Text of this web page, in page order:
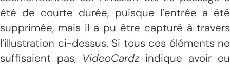
été de courte durée, puisque l’entrée a été
supprimée, mais il a pu être capturé à travers
l’illustration ci-dessus. Si tous ces éléments ne
suffisaient pas, VideoCardzindique avoir eu